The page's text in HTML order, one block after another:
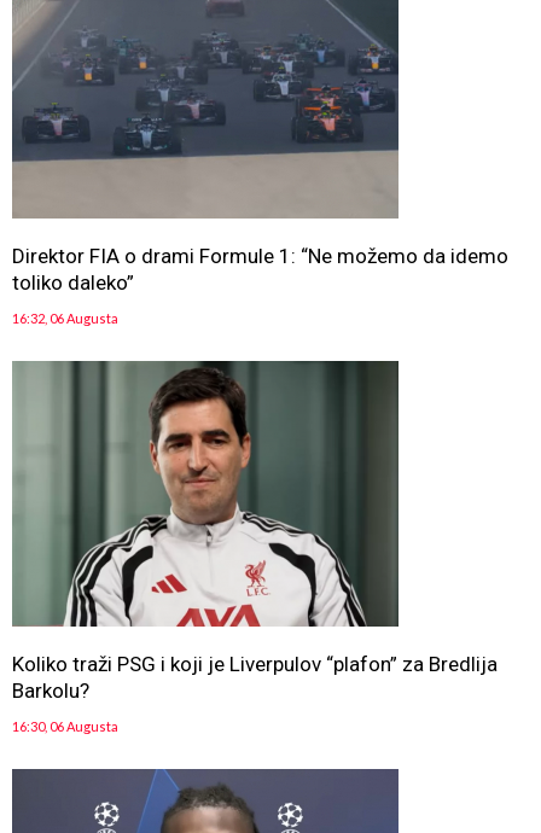
Direktor FIA o drami Formule 1: “Ne možemo da idemo
toliko daleko”
16:32, 06 Augusta
Koliko traži PSG i koji je Liverpulov “plafon” za Bredlija
Barkolu?
16:30, 06 Augusta